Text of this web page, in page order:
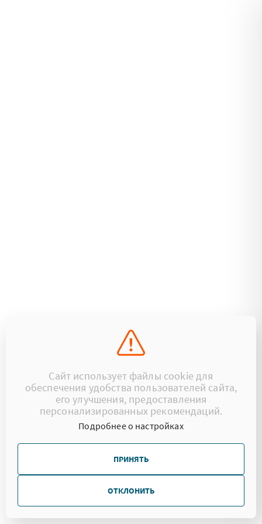
Сайт использует файлы cookie для
обеспечения удобства пользователей сайта,
его улучшения, предоставления
персонализированных рекомендаций.
Подробнее о настройках
ПРИНЯТЬ
ОТКЛОНИТЬ